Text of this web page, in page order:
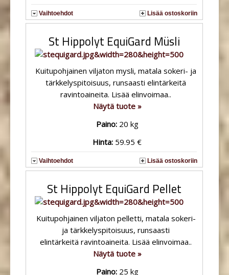
Vaihtoehdot Lisää ostoskoriin
St Hippolyt EquiGard Müsli
Kuitupohjainen viljaton mysli, matala sokeri- ja
tärkkelyspitoisuus, runsaasti elintärkeitä
ravintoaineita. Lisää elinvoimaa..
Näytä tuote »
Paino: 20 kg
Hinta: 59.95 €
Vaihtoehdot Lisää ostoskoriin
St Hippolyt EquiGard Pellet
Kuitupohjainen viljaton pelletti, matala sokeri-
ja tärkkelyspitoisuus, runsaasti
elintärkeitä ravintoaineita. Lisää elinvoimaa..
Näytä tuote »
Paino: 25 kg